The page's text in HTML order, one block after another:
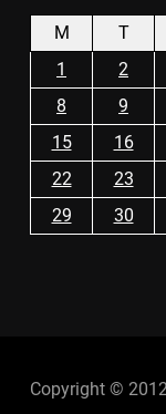
M T
1
2
8
9
15
16
22
23
29
30
Copyright ©